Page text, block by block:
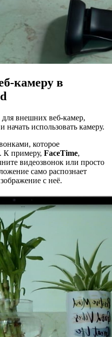
камеру в
внешних веб-камер,
начать использовать камеру.
которое
К примеру, FaceTime,
видеозвонок или просто
само распознает
с неё.